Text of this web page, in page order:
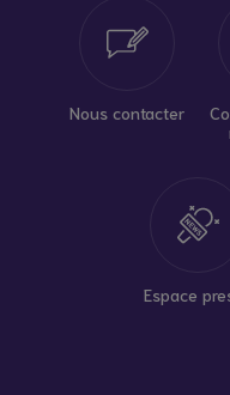
Nous contacter
Espace